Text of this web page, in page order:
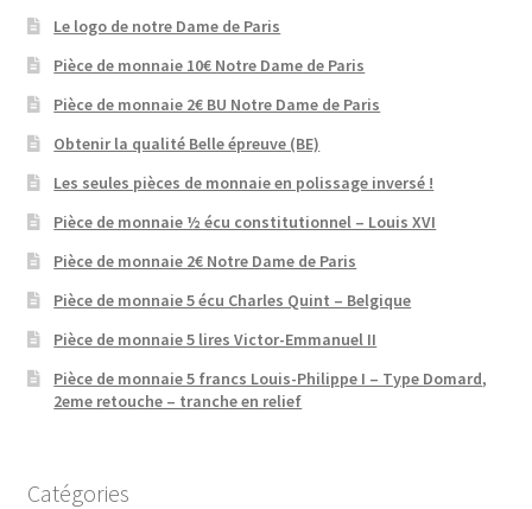
Le logo de notre Dame de Paris
Pièce de monnaie 10€ Notre Dame de Paris
Pièce de monnaie 2€ BU Notre Dame de Paris
Obtenir la qualité Belle épreuve (BE)
Les seules pièces de monnaie en polissage inversé !
Pièce de monnaie ½ écu constitutionnel – Louis XVI
Pièce de monnaie 2€ Notre Dame de Paris
Pièce de monnaie 5 écu Charles Quint – Belgique
Pièce de monnaie 5 lires Victor-Emmanuel II
Pièce de monnaie 5 francs Louis-Philippe I – Type Domard,
2eme retouche – tranche en relief
Catégories